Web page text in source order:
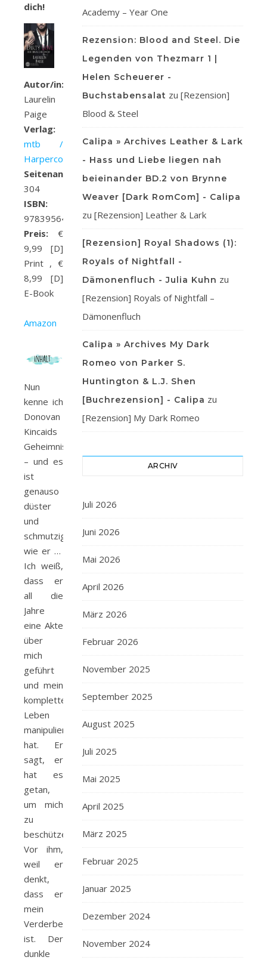
dich!
Autor/in:
Laurelin
Paige
Verlag:
mtb /
Harpercollins
Seitenanzahl:
304
ISBN:
9783956498527
Preis: €
9,99 [D]
Print , €
8,99 [D]
E-Book
Amazon
Nun
kenne ich
Donovan
Kincaids
Geheimnis
– und es
ist
genauso
düster
und
schmutzig
wie er …
Ich weiß,
dass er
all die
Jahre
eine Akte
über
mich
geführt
und mein
komplettes
Leben
manipuliert
hat. Er
sagt, er
hat es
getan,
um mich
zu
beschützen.
Vor ihm,
weil er
denkt,
dass er
mein
Verderben
ist. Der
dunkle
Academy – Year One
Rezension: Blood and Steel. Die
Legenden von Thezmarr 1 |
Helen Scheuerer -
Buchstabensalat zu [Rezension]
Blood & Steel
Calipa » Archives Leather & Lark
- Hass und Liebe liegen nah
beieinander BD.2 von Brynne
Weaver [Dark RomCom] - Calipa
zu [Rezension] Leather & Lark
[Rezension] Royal Shadows (1):
Royals of Nightfall -
Dämonenfluch - Julia Kuhn zu
[Rezension] Royals of Nightfall –
Dämonenfluch
Calipa » Archives My Dark
Romeo von Parker S.
Huntington & L.J. Shen
[Buchrezension] - Calipa zu
[Rezension] My Dark Romeo
ARCHIV
Juli 2026
Juni 2026
Mai 2026
April 2026
März 2026
Februar 2026
November 2025
September 2025
August 2025
Juli 2025
Mai 2025
April 2025
März 2025
Februar 2025
Januar 2025
Dezember 2024
November 2024